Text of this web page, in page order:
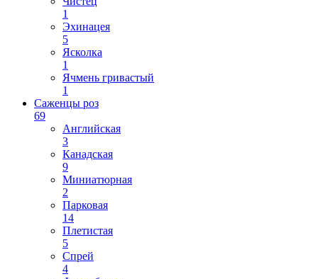
1
Эхинацея
5
Ясколка
1
Ячмень гривастый
1
Саженцы роз
69
Английская
3
Канадская
9
Миниатюрная
2
Парковая
14
Плетистая
5
Спрей
4